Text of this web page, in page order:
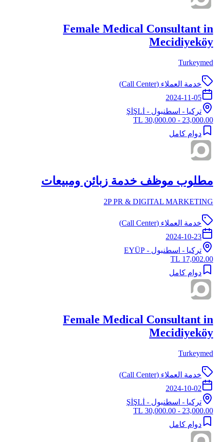
Female Medical Consultant in
Mecidiyeköy
Turkeymed
خدمة العملاء (Call Center)
2024-11-05
تركيا - اسطنبول - ŞİŞLİ
23,000.00 - 30,000.00 TL
دوام كامل
مطلوب موظف خدمة زبائن ومبيعات
2P PR & DIGITAL MARKETING
خدمة العملاء (Call Center)
2024-10-23
تركيا - اسطنبول - EYÜP
17,002.00 TL
دوام كامل
Female Medical Consultant in
Mecidiyeköy
Turkeymed
خدمة العملاء (Call Center)
2024-10-02
تركيا - اسطنبول - ŞİŞLİ
23,000.00 - 30,000.00 TL
دوام كامل